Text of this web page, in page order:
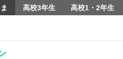
高校3年生 高校1・2年生